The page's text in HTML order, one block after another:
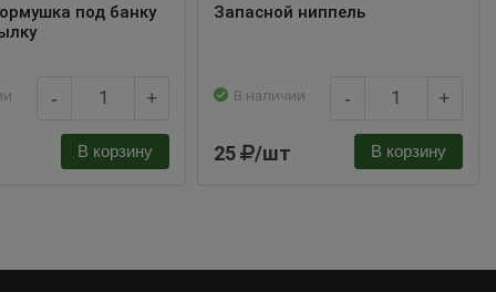
под банку
- +
В корзину
Запасной ниппель
В наличии - +
25 /шт В корзину